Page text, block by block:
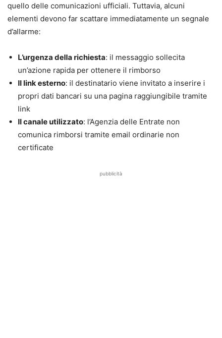
quello delle comunicazioni ufficiali. Tuttavia, alcuni
elementi devono far scattare immediatamente un segnale
d’allarme:
L’urgenza della richiesta: il messaggio sollecita
un’azione rapida per ottenere il rimborso
Il link esterno: il destinatario viene invitato a inserire i
propri dati bancari su una pagina raggiungibile tramite
link
Il canale utilizzato: l’Agenzia delle Entrate non
comunica rimborsi tramite email ordinarie non
certificate
pubblicità